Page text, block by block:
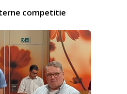
competitie